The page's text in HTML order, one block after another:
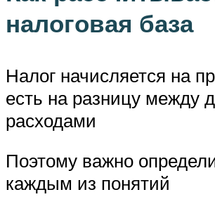
налоговая база
Налог начисляется на
есть на разницу между
расходами
Поэтому важно
каждым из понятий